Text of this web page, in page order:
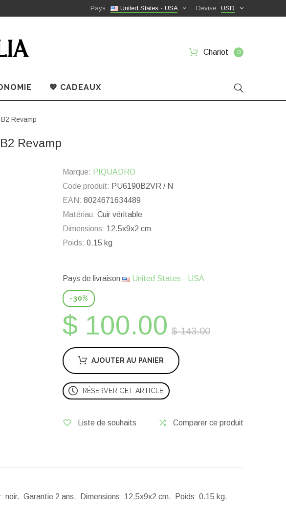
USD
Devise
United States - USA
Pays
Chariot 0
💖 CADEAUX
Revamp
Revamp
Marque: PIQUADRO
Code produit: PU6190B2VR / N
EAN: 8024671634489
Matériau: Cuir véritable
Dimensions: 12.5x9x2 cm
Poids: 0.15 kg
Pays de livraison United States - USA
-30%
$ 100.00 $ 143.00
AJOUTER AU PANIER
RÉSERVER CET ARTICLE
Liste de souhaits Comparer ce produit
noir. Garantie 2 ans. Dimensions: 12.5x9x2 cm. Poids: 0.15 kg.